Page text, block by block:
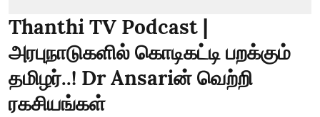
Thanthi TV Podcast |
அரபுநாடுகளில் கொடிகட்டி பறக்கும்
தமிழர்..! Dr Ansariன் வெற்றி
ரகசியங்கள்